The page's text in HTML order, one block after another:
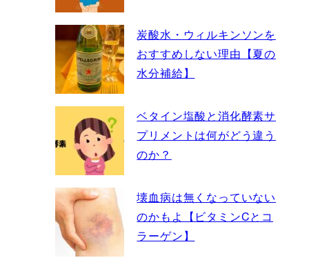
炭酸水・ウィルキンソンを
おすすめしない理由【夏の
水分補給】
ベタイン塩酸と消化酵素サ
プリメントは何がどう違う
のか？
壊血病は無くなっていない
のかもよ【ビタミンCとコ
ラーゲン】